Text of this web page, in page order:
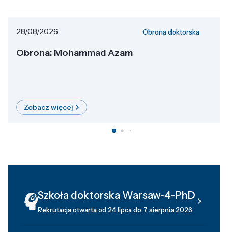
28/08/2026 Obrona doktorska
Obrona: Mohammad Azam
Zobacz więcej
Szkoła doktorska Warsaw-4-PhD
Rekrutacja otwarta od 24 lipca do 7 sierpnia 2026